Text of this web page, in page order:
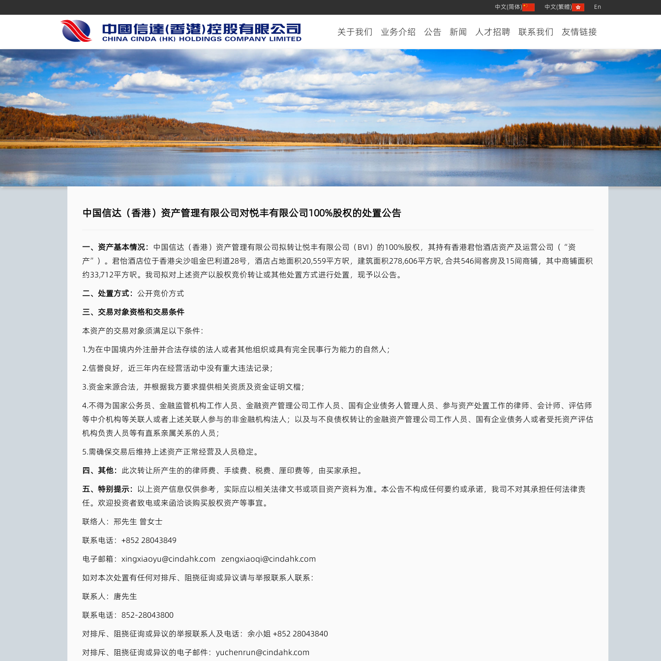
中文(简体) 中文(繁體) En
关于我们 业务介绍 公告 新闻 人才招聘 联系我们 友情链接
中国信达（香港）资产管理有限公司对悦丰有限公司100%股权的处置公告
一、资产基本情况： 中国信达（香港）资产管理有限公司拟转让悦丰有限公司（BVI）的100%股权，其持有香港君怡酒店资产及运营公司（“资
产”）。君怡酒店位于香港尖沙咀金巴利道28号，酒店占地面积20,559平方呎，建筑面积278,606平方呎, 合共546间客房及15间商铺，其中商铺面积
约33,712平方呎。我司拟对上述资产以股权竞价转让或其他处置方式进行处置，现予以公告。
二、处置方式： 公开竞价方式
三、交易对象资格和交易条件
本资产的交易对象须满足以下条件：
1.为在中国境内外注册并合法存续的法人或者其他组织或具有完全民事行为能力的自然人；
2.信誉良好，近三年内在经营活动中没有重大违法记录；
3.资金来源合法，并根据我方要求提供相关资质及资金证明文檔；
4.不得为国家公务员、金融监管机构工作人员、金融资产管理公司工作人员、国有企业债务人管理人员、参与资产处置工作的律师、会计师、评估师
等中介机构等关联人或者上述关联人参与的非金融机构法人；以及与不良债权转让的金融资产管理公司工作人员、国有企业债务人或者受托资产评估
机构负责人员等有直系亲属关系的人员；
5.需确保交易后维持上述资产正常经营及人员稳定。
四、其他： 此次转让所产生的的律师费、手续费、税费、厘印费等，由买家承担。
五、特别提示： 以上资产信息仅供参考，实际应以相关法律文书或项目资产资料为准。本公告不构成任何要约或承诺，我司不对其承担任何法律责
任。欢迎投资者致电或来函洽谈购买股权资产等事宜。
联络人：邢先生 曾女士
联系电话：+852 28043849
电子邮箱：xingxiaoyu@cindahk.com zengxiaoqi@cindahk.com
如对本次处置有任何对排斥、阻挠征询或异议请与举报联系人联系：
联系人：唐先生
联系电话：852-28043800
对排斥、阻挠征询或异议的举报联系人及电话：余小姐 +852 28043840
对排斥、阻挠征询或异议的电子邮件：yuchenrun@cindahk.com